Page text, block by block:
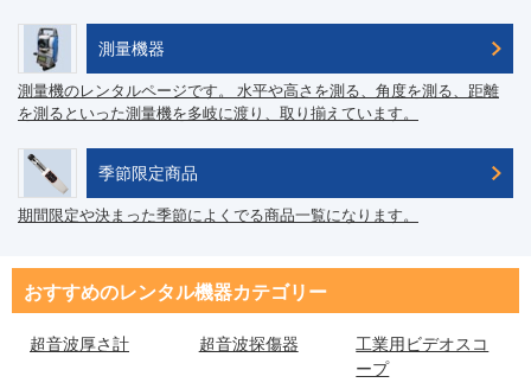
測量機器
測量機のレンタルページです。 水平や高さを測る、角度を測る、距離
を測るといった測量機を多岐に渡り、取り揃えています。
季節限定商品
期間限定や決まった季節によくでる商品一覧になります。
おすすめのレンタル機器カテゴリー
超音波厚さ計 超音波探傷器
工業用ビデオスコ
ープ